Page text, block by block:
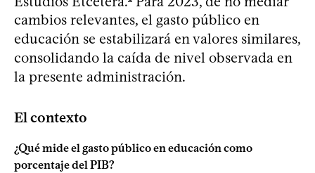
cambios relevantes, el gasto público en
educación se estabilizará en valores similares,
consolidando la caída de nivel observada en
la presente administración.
El contexto
¿Qué mide el gasto público en educación como
porcentaje del PIB?